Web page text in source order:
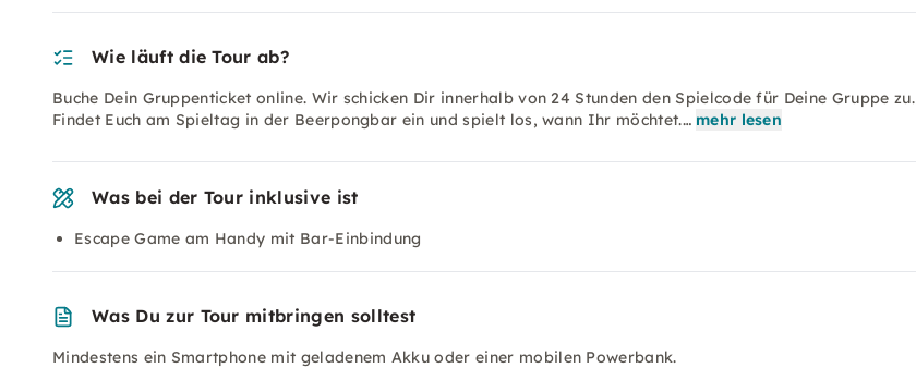
Wie läuft die Tour ab?
Buche Dein Gruppenticket online. Wir schicken Dir innerhalb von 24 Stunden den Spielcode für Deine Gruppe zu.
Findet Euch am Spieltag in der Beerpongbar ein und spielt los, wann Ihr möchtet.… mehr lesen
Was bei der Tour inklusive ist
Escape Game am Handy mit Bar-Einbindung
Was Du zur Tour mitbringen solltest
Mindestens ein Smartphone mit geladenem Akku oder einer mobilen Powerbank.